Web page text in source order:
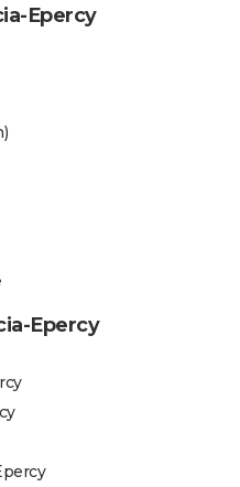
Epercy
Epercy